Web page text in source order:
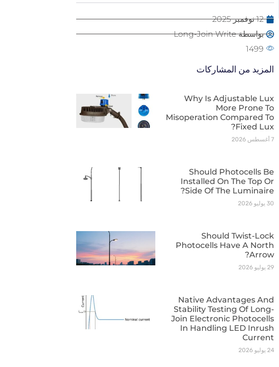
12 نوفمبر 2025
بواسطة Long-Join Write
1499
المزيد من المشاركات
Why Is Adjustable Lux
More Prone To
Misoperation Compared To
Fixed Lux?
7 أغسطس 2026
Should Photocells Be
Installed On The Top Or
Side Of The Luminaire?
30 يوليو 2026
Should Twist-Lock
Photocells Have A North
Arrow?
29 يوليو 2026
Native Advantages And
Stability Testing Of Long-
Join Electronic Photocells
In Handling LED Inrush
Current
24 يوليو 2026